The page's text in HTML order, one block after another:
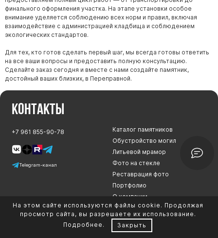
финального оформления участка. На этапе установки особое
внимание уделяется соблюдению всех норм и правил, включая
взаимодействие с администрацией кладбища и соблюдением
экологических стандартов.
Для тех, кто готов сделать первый шаг, мы всегда готовы ответить
на все ваши вопросы и предоставить полную консультацию.
Сделайте заказ сегодня и вместе с нами создайте памятник,
достойный ваших близких, в Переправной.
Контакты
+7 961 855-90-78
Telegram-канал
Каталог памятников
Обустройство могил
Литьевой мрамор
Фото на стекле
Реставрация фото
Портфолио
О компании
Доставка и оплата
Кремация
Контакты
На этом сайте используются файлы cookie. Продолжая
просмотр сайта, вы разрешаете их использование.
Подробнее . Закрыть